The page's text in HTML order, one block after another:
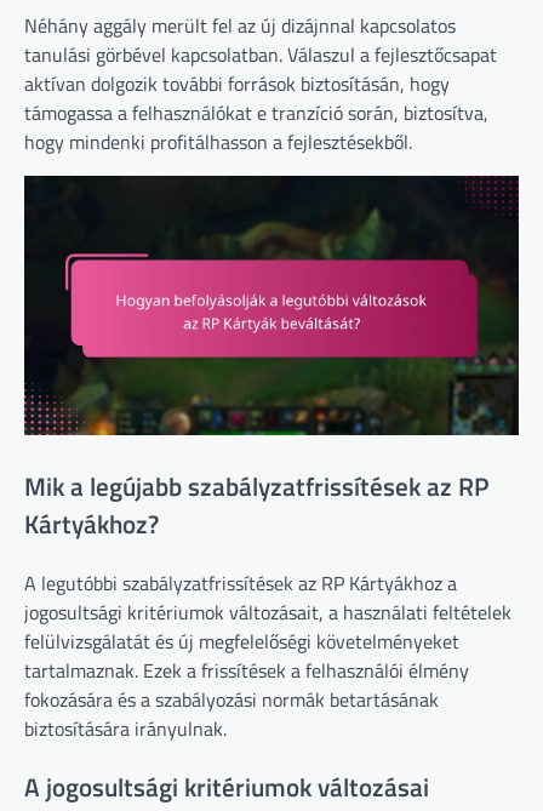
Néhány aggály merült fel az új dizájnnal kapcsolatos
tanulási görbével kapcsolatban. Válaszul a fejlesztőcsapat
aktívan dolgozik további források biztosításán, hogy
támogassa a felhasználókat e tranzíció során, biztosítva,
hogy mindenki profitálhasson a fejlesztésekből.
Mik a legújabb szabályzatfrissítések az RP
Kártyákhoz?
A legutóbbi szabályzatfrissítések az RP Kártyákhoz a
jogosultsági kritériumok változásait, a használati feltételek
felülvizsgálatát és új megfelelőségi követelményeket
tartalmaznak. Ezek a frissítések a felhasználói élmény
fokozására és a szabályozási normák betartásának
biztosítására irányulnak.
A jogosultsági kritériumok változásai